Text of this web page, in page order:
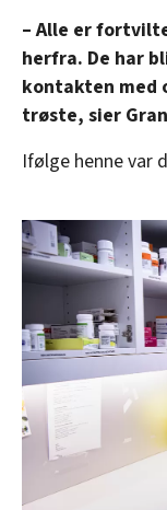
–Alle er
herfra. De har
kontakten med
trøste, sier
Ifølge henne var